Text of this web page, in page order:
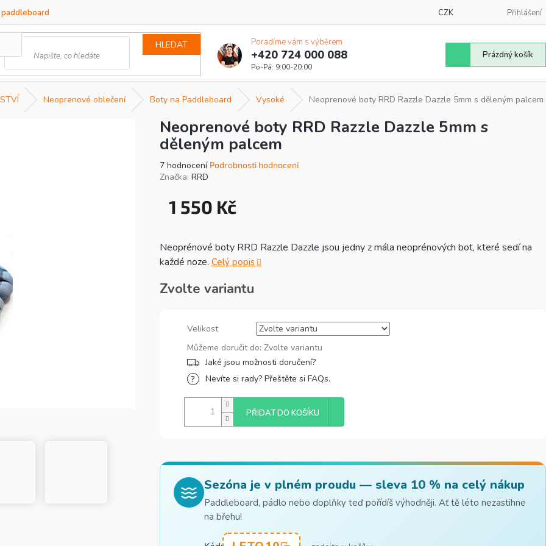
paddleboard CZK Přihlášení
HLEDAT Poradíme vám s výběrem
+420 724 000 088
Nákupní
košík
Prázdný košík
Neoprenové oblečení Boty na Paddleboard Vysoké Neoprenové boty RRD Razzle Dazzle 5mm s děleným palcem
Neoprenové boty RRD Razzle Dazzle 5mm s
děleným palcem
Průměrné
hodnocení
hvězdiček.
7 hodnocení Podrobnosti hodnocení
Značka: RRD
1 550 Kč
Zvolte variantu
Velikost
Můžeme doručit do: Zvolte variantu
Nevíte si rady? Přeštěte si FAQs.
PŘIDAT DO KOŠÍKU
Sezóna je v plném proudu — sleva 10 % na celý nákup
Paddleboard, pádlo nebo doplňky teď pořídíš výhodněji. Ať tě léto nezastihne
na břehu!
Neoprénové boty RRD Razzle Dazzle jsou jedny z mála neoprénových bot, které sedí na
každé noze. Celý popis